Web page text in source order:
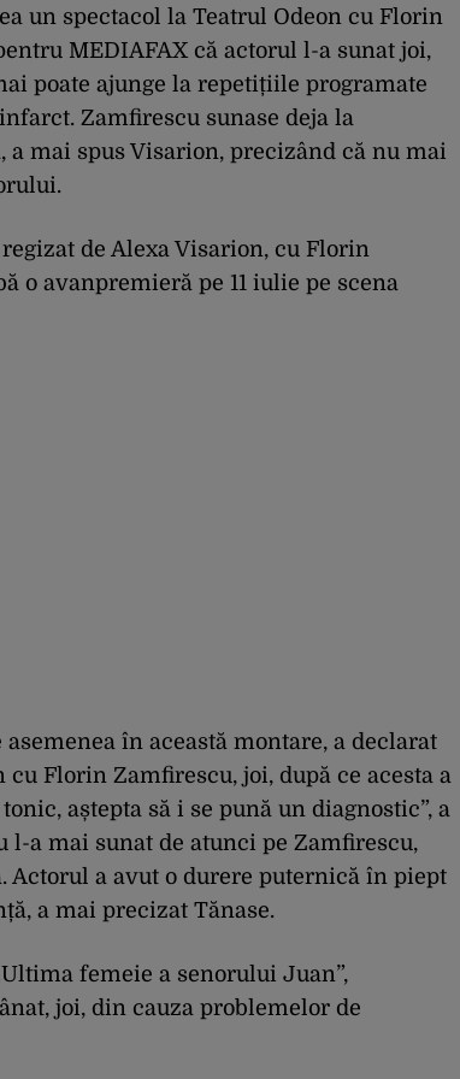
un spectacol la Teatrul Odeon cu Florin
MEDIAFAX că actorul l-a sunat joi,
poate ajunge la repetițiile programate
Zamfirescu sunase deja la
a mai spus Visarion, precizând că nu mai
de Alexa Visarion, cu Florin
o avanpremieră pe 11 iulie pe scena
în această montare, a declarat
Florin Zamfirescu, joi, după ce acesta a
aștepta să i se pună un diagnostic”, a
l-a mai sunat de atunci pe Zamfirescu,
Actorul a avut o durere puternică în piept
a mai precizat Tănase.
femeie a senorului Juan”,
joi, din cauza problemelor de